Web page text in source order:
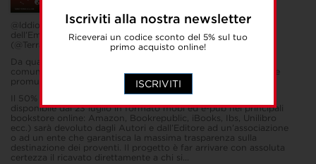
Iscriviti alla nostra newsletter
Riceverai un codice sconto del 5% sul tuo
primo acquisto online!
ISCRIVITI
@lddio e @Dlavolo si uniscono per sostenere i terremotati
dell’Emilia. In loro soccorso arriva l’editore Terra Ferma
(@Terra_Ferma), mai nome fu più appropriato…
Da qualche tempo @lddio e il @Dlavolo hanno uno scopo in
comune: realizzare un libro che raccolga i loro migliori tweet e
promuoverlo il più possibile.
Il 50% del prezzo di copertina (l’e-book, 5,99 euro, sarà
disponibile dal 23 luglio in formato mobi ed e-pub nei principali
bookstore online: Amazon, Bookrepublic, iBooks, Ibs, Unilibro
ecc.) sarà devoluto dagli Autori e dall’Editore ad un’associazione
o ad un ente che garantisca la massima trasparenza sulla
destinazione dei proventi. Il progetto è far arrivare con assoluta
certezza il ricavato direttamente a chi si...